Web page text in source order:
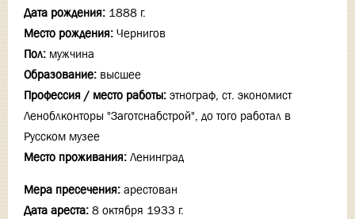
Дата рождения: 1888 г.
Место рождения: Чернигов
Пол: мужчина
Образование: высшее
Профессия / место работы: этнограф, ст. экономист
Леноблконторы "Заготснабстрой", до того работал в
Русском музее
Место проживания: Ленинград
Мера пресечения: арестован
Дата ареста: 8 октября 1933 г.